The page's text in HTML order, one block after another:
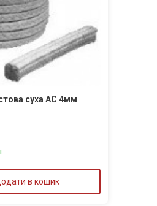
суха АС 4мм
в кошик